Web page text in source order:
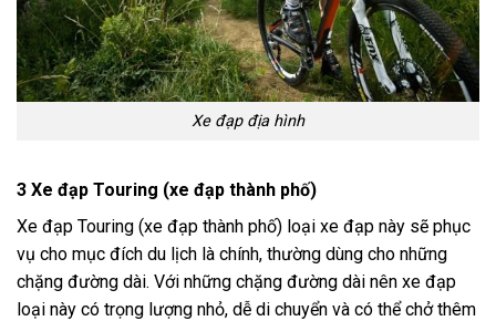
Xe đạp địa hình
3 Xe đạp Touring (xe đạp thành phố)
Xe đạp Touring (xe đạp thành phố) loại xe đạp này sẽ phục
vụ cho mục đích du lịch là chính, thường dùng cho những
chặng đường dài. Với những chặng đường dài nên xe đạp
loại này có trọng lượng nhỏ, dễ di chuyển và có thể chở thêm